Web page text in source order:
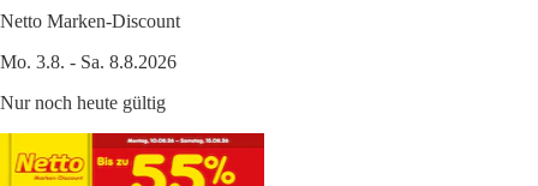
Netto Marken-Discount
Mo. 3.8. - Sa. 8.8.2026
Nur noch heute gültig